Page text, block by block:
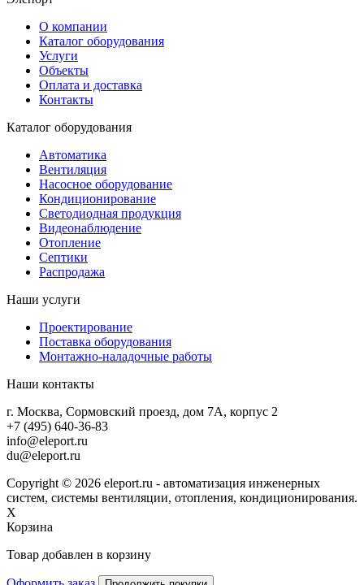
О компании
Каталог оборудования
Услуги
Объекты
Оплата и доставка
Контакты
Каталог оборудования
Автоматика
Вентиляция
Насосное оборудование
Кондиционирование
Светодиодная продукция
Видеонаблюдение
Отопление
Септики
Распродажа
Наши услуги
Проектирование
Поставка оборудования
Монтажно-наладочные работы
Наши контакты
г. Москва, Сормовский проезд, дом 7А, корпус 2
+7 (495) 640-36-83
info@eleport.ru
du@eleport.ru
Copyright © 2026 eleport.ru - автоматизация инженерных
систем, системы вентиляции, отопления, кондиционирования.
X
Корзина
Товар добавлен в корзину